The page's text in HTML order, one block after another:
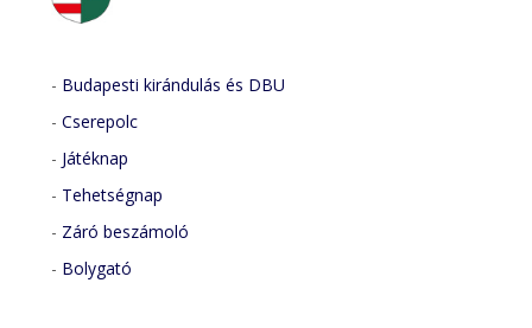
- Budapesti kirándulás és DBU
-Cserepolc
- Játéknap
- Tehetségnap
- Záró beszámoló
- Bolygató